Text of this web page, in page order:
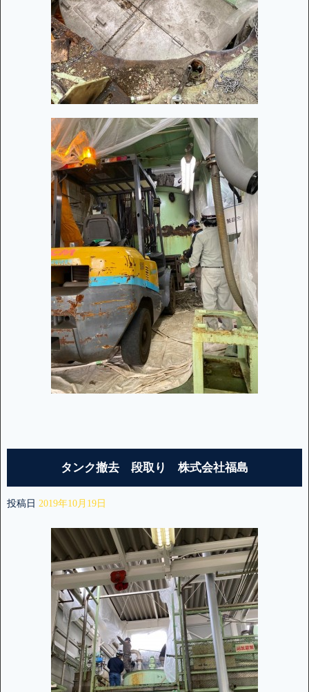
タンク撤去 段取り 株式会社福島
投稿日 2019年10月19日